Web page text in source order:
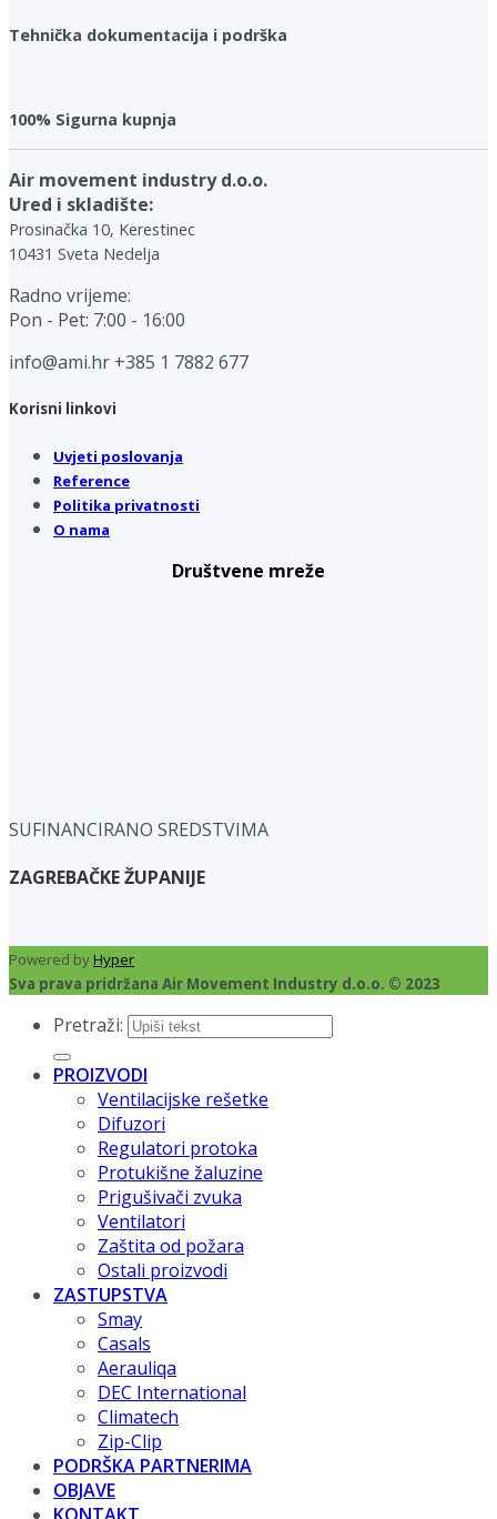
Tehnička dokumentacija i podrška
100% Sigurna kupnja
Air movement industry d.o.o.
Ured i skladište:
Prosinačka 10, Kerestinec
10431 Sveta Nedelja
Radno vrijeme:
Pon - Pet: 7:00 - 16:00
info@ami.hr +385 1 7882 677
Korisni linkovi
Uvjeti poslovanja
Reference
Politika privatnosti
O nama
Društvene mreže
SUFINANCIRANO SREDSTVIMA
ZAGREBAČKE ŽUPANIJE
Powered byHyper
Sva prava pridržana Air Movement Industry d.o.o. © 2023
Pretraži:
PROIZVODI
Ventilacijske rešetke
Difuzori
Regulatori protoka
Protukišne žaluzine
Prigušivači zvuka
Ventilatori
Zaštita od požara
Ostali proizvodi
ZASTUPSTVA
Smay
Casals
Aerauliqa
DEC International
Climatech
Zip-Clip
PODRŠKA PARTNERIMA
OBJAVE